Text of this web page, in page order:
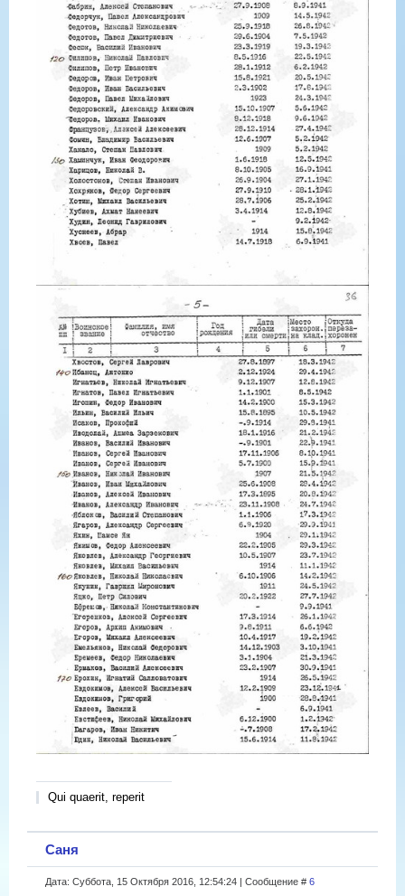
Qui quaerit, reperit
Саня
Дата: Суббота, 15 Октября 2016, 12:54:24 | Сообщение # 6